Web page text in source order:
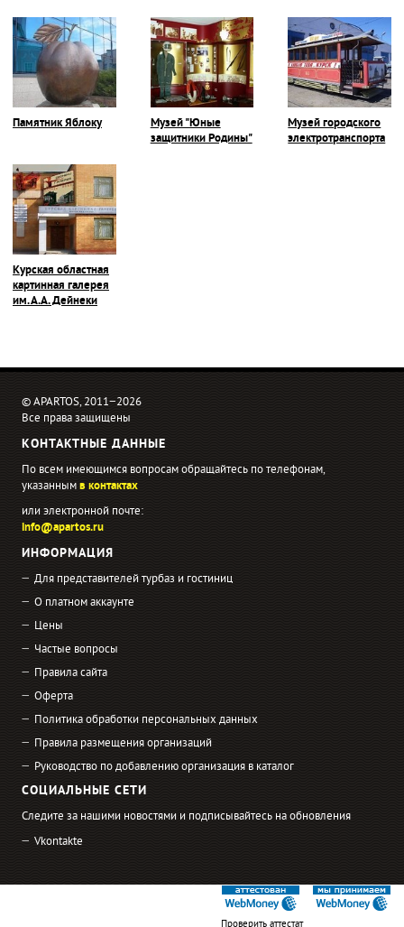
Памятник Яблоку
Музей "Юные
защитники Родины"
Музей городского
электротранспорта
Курская областная
картинная галерея
им. А.А. Дейнеки
© APARTOS, 2011−2026
Все права защищены
КОНТАКТНЫЕ ДАННЫЕ
По всем имеющимся вопросам обращайтесь по телефонам,
указаннымв контактах
или электронной почте:
info@apartos.ru
ИНФОРМАЦИЯ
Для представителей турбаз и гостиниц
О платном аккаунте
Цены
Частые вопросы
Правила сайта
Оферта
Политика обработки персональных данных
Правила размещения организаций
Руководство по добавлению организация в каталог
СОЦИАЛЬНЫЕ СЕТИ
Следите за нашими новостями и подписывайтесь на обновления
Vkontakte
Проверить аттестат